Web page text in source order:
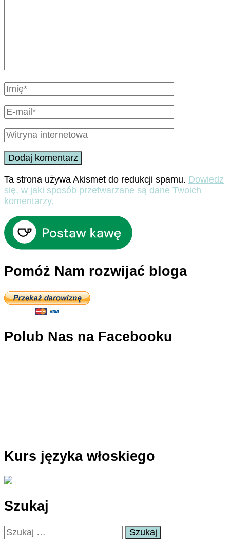
Ta strona używa Akismet do redukcji spamu. Dowiedz
się, w jaki sposób przetwarzane są dane Twoich
komentarzy.
Pomóż Nam rozwijać bloga
Polub Nas na Facebooku
Kurs języka włoskiego
Szukaj
Szukaj: